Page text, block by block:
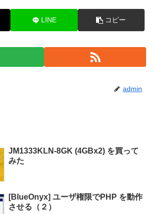
LINE コピー
admin
JM1333KLN-8GK (4GBx2) を買って
みた
[BlueOnyx] ユーザ権限でPHP を動作
させる（２）